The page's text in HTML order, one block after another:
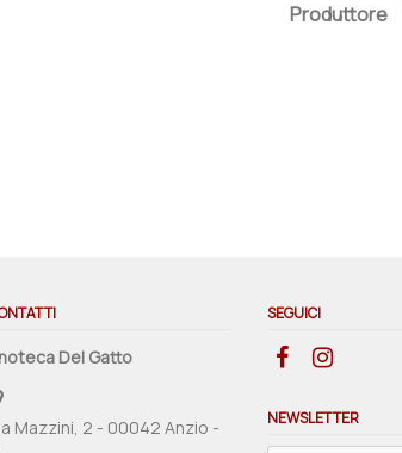
Produttore
Del Gatto
Mazzini, 2 - 00042 Anzio -
SEGUICI
NEWSLETTER